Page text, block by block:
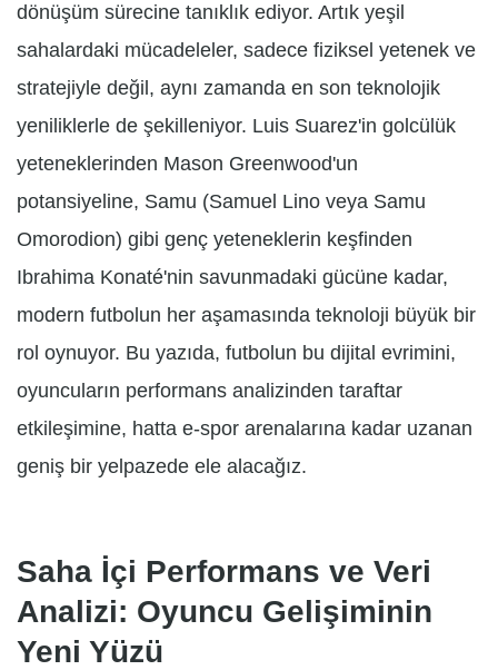
dönüşüm sürecine tanıklık ediyor. Artık yeşil
sahalardaki mücadeleler, sadece fiziksel yetenek ve
stratejiyle değil, aynı zamanda en son teknolojik
yeniliklerle de şekilleniyor. Luis Suarez'in golcülük
yeteneklerinden Mason Greenwood'un
potansiyeline, Samu (Samuel Lino veya Samu
Omorodion) gibi genç yeteneklerin keşfinden
Ibrahima Konaté'nin savunmadaki gücüne kadar,
modern futbolun her aşamasında teknoloji büyük bir
rol oynuyor. Bu yazıda, futbolun bu dijital evrimini,
oyuncuların performans analizinden taraftar
etkileşimine, hatta e-spor arenalarına kadar uzanan
geniş bir yelpazede ele alacağız.
Saha İçi Performans ve Veri
Analizi: Oyuncu Gelişiminin
Yeni Yüzü